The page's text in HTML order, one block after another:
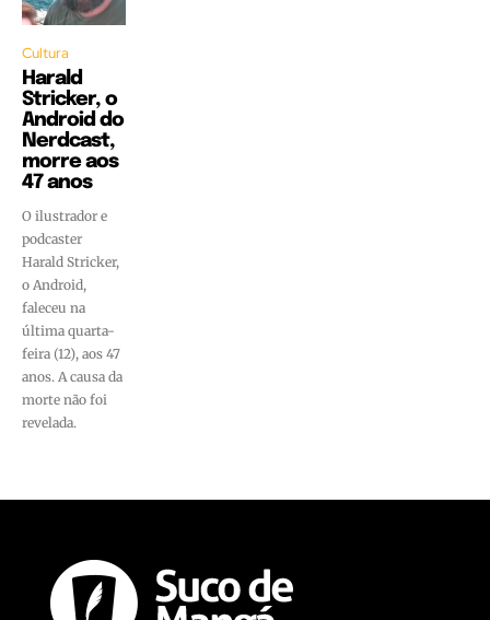
Cultura
Harald
Stricker, o
Android do
Nerdcast,
morre aos
47 anos
O ilustrador e
podcaster
Harald Stricker,
o Android,
faleceu na
última quarta-
feira (12), aos 47
anos. A causa da
morte não foi
revelada.